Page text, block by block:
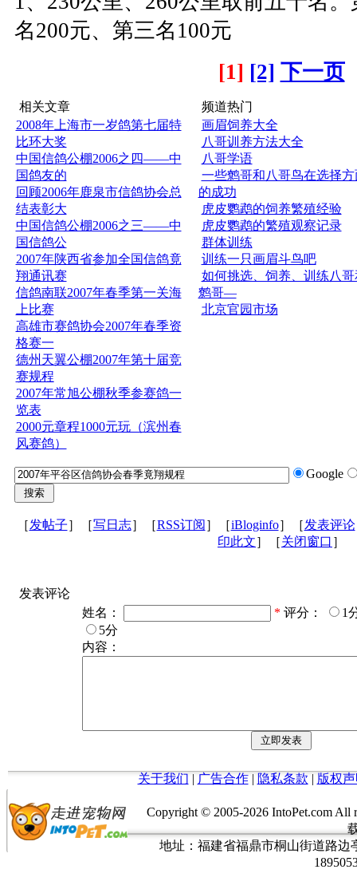
名200元、第三名100元
[1] [2] 下一页
相关文章
2008年上海市一岁鸽第七届特
比环大奖
中国信鸽公棚2006之四——中
国鸽友的
回顾2006年鹿泉市信鸽协会总
结表彰大
中国信鸽公棚2006之三——中
国信鸽公
2007年陕西省参加全国信鸽竟
翔通讯赛
信鸽南联2007年春季第一关海
上比赛
高雄市赛鸽协会2007年春季资
格赛一
德州天翼公棚2007年第十届竞
赛规程
2007年常旭公棚秋季参赛鸽一
览表
2000元章程1000元玩（滨州春
风赛鸽）
频道热门
画眉饲养大全
八哥训养方法大全
八哥学语
一些鹩哥和八哥鸟在选择方
的成功
虎皮鹦鹉的饲养繁殖经验
虎皮鹦鹉的繁殖观察记录
群体训练
训练一只画眉斗鸟吧
如何挑选、饲养、训练八哥
鹩哥—
北京官园市场
Google
［发帖子］［写日志］［RSS订阅 ］［iBloginfo］［发表评论
印此文］［关闭窗口 ］
发表评论
姓名：
* 评分：
1
5分
内容：
关于我们 | 广告合作| 隐私条款 | 版权
Copyright © 2005-2026 IntoPet.com
地址：福建省福鼎市桐山街道路边